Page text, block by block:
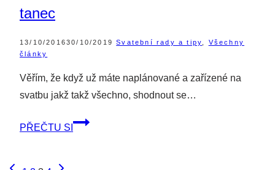
tanec
13/10/201630/10/2019 Svatební rady a tipy
Všechny
články
Věřím, že když už máte naplánované a zařízené na
svatbu jakž takž všechno, shodnout se…
PŘEČTU SI
20